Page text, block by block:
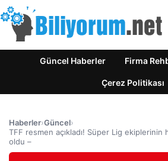
Güncel Haberler Firma
Çerez Politikası
Haberler›Güncel›
TFF resmen açıkladı! Süper Lig ekiplerinin
oldu –